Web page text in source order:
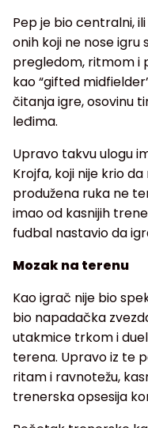
Pep je bio centralni,
onih koji ne nose igru
pregledom, ritmom i
kao “gifted
čitanja igre, osovinu
leđima.
Upravo takvu ulogu
Krojfa, koji nije krio
produžena ruka ne
imao od kasnijih
fudbal nastavio da
Mozak na terenu
Kao igrač nije bio
bio napadačka
utakmice trkom i
terena. Upravo iz te
ritam i ravnotežu,
trenerska opsesija